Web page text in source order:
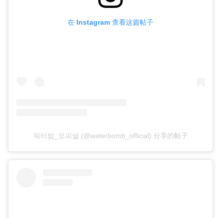
在 Instagram 查看这篇帖子
워터밤_오피셜 (@waterbomb_official) 分享的帖子